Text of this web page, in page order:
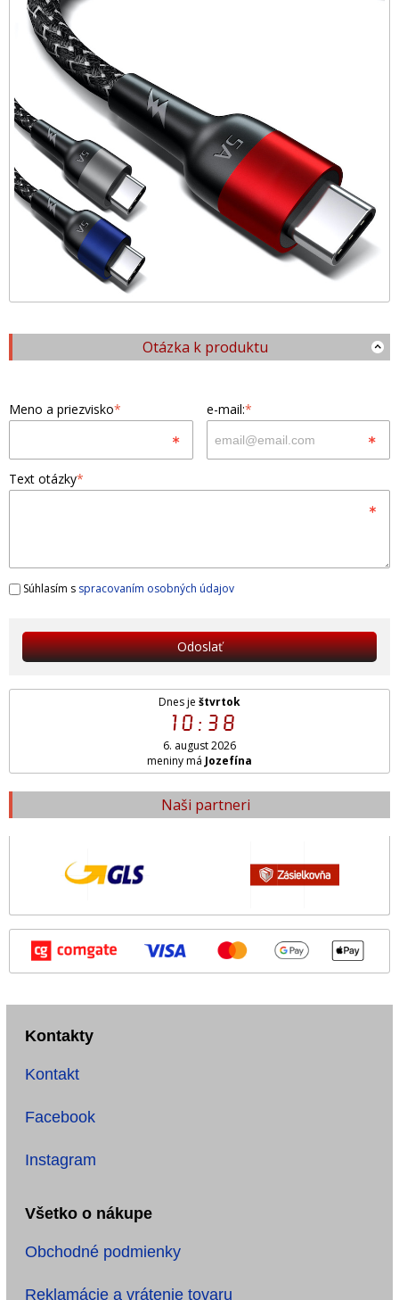
Otázka k produktu
Meno a priezvisko* e-mail:*
Text otázky*
Súhlasím s spracovaním osobných údajov
Odoslať
Dnes je štvrtok
10:38
6. august 2026
meniny má Jozefína
Naši partneri
Kontakty
Kontakt
Facebook
Instagram
Všetko o nákupe
Obchodné podmienky
Reklamácie a vrátenie tovaru